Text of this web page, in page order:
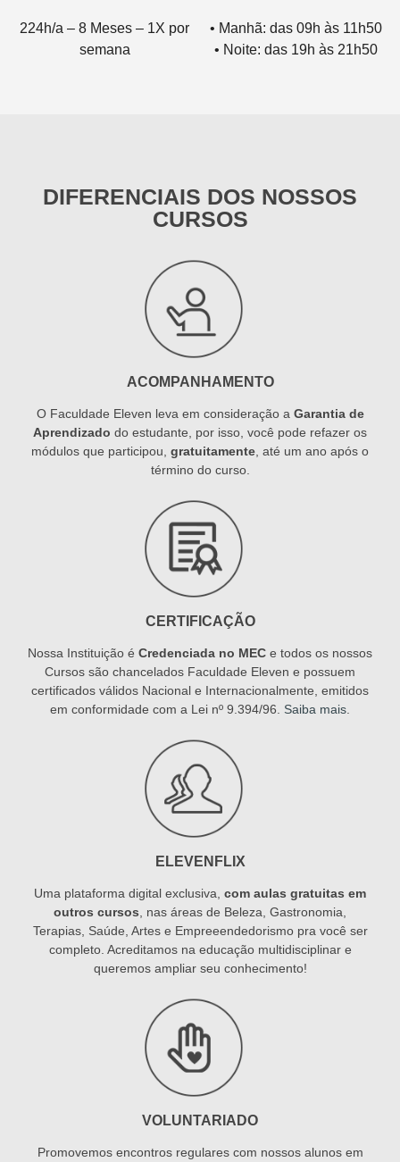
224h/a – 8 Meses – 1X por
semana
• Manhã: das 09h às 11h50
• Noite: das 19h às 21h50
DIFERENCIAIS DOS NOSSOS
CURSOS
ACOMPANHAMENTO
O Faculdade Eleven leva em consideração a Garantia de
Aprendizado do estudante, por isso, você pode refazer os
módulos que participou, gratuitamente , até um ano após o
término do curso.
CERTIFICAÇÃO
Nossa Instituição é Credenciada no MEC e todos os nossos
Cursos são chancelados Faculdade Eleven e possuem
certificados válidos Nacional e Internacionalmente, emitidos
em conformidade com a Lei nº 9.394/96. Saiba mais.
ELEVENFLIX
Uma plataforma digital exclusiva, com aulas gratuitas em
outros cursos , nas áreas de Beleza, Gastronomia,
Terapias, Saúde, Artes e Empreeendedorismo pra você ser
completo. Acreditamos na educação multidisciplinar e
queremos ampliar seu conhecimento!
VOLUNTARIADO
Promovemos encontros regulares com nossos alunos em